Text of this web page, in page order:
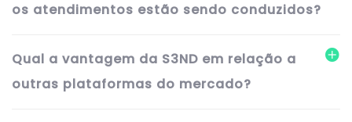
os atendimentos estão sendo conduzidos?
Qual a vantagem da S3ND em relação a
outras plataformas do mercado?